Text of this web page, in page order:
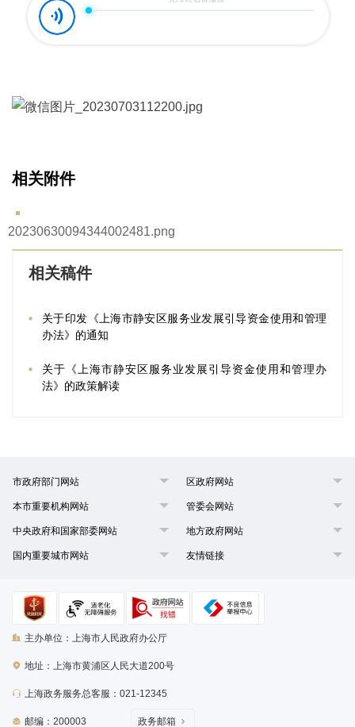
相关附件
20230630094344002481.png
相关稿件
关于印发《上海市静安区服务业发展引导资金使用和管理
办法》的通知
关于《上海市静安区服务业发展引导资金使用和管理办
法》的政策解读
市政府部门网站 区政府网站
本市重要机构网站 管委会网站
中央政府和国家部委网站 地方政府网站
国内重要城市网站 友情链接
主办单位：上海市人民政府办公厅
地址：上海市黄浦区人民大道200号
上海政务服务总客服：021-12345
邮编：200003 政务邮箱